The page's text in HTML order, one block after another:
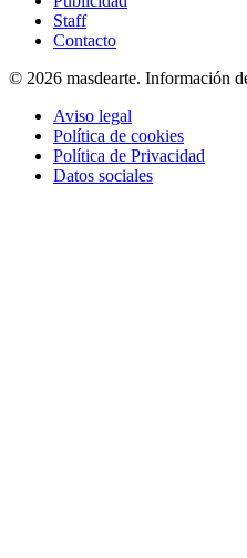
Staff
Contacto
© 2026 masdearte. Información
Aviso legal
Política de cookies
Política de Privacidad
Datos sociales